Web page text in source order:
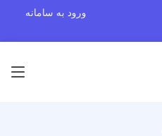
ورود به سامانه